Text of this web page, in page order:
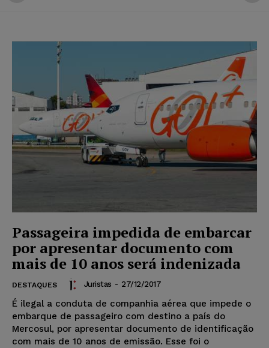
Passageira impedida de embarcar
por apresentar documento com
mais de 10 anos será indenizada
DESTAQUES Juristas - 27/12/2017
É ilegal a conduta de companhia aérea que impede o
embarque de passageiro com destino a país do
Mercosul, por apresentar documento de identificação
com mais de 10 anos de emissão. Esse foi o